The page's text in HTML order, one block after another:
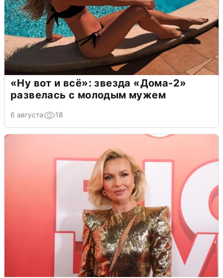
«Ну вот и всё»: звезда «Дома-2»
развелась с молодым мужем
6 августа 18